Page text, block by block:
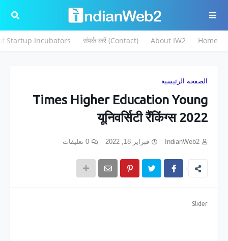
Home
About IW2
संपर्क करें (Contact)
Startup Incubators
الصفحة الرئيسية
Times Higher Education Young
यूनिवर्सिटी रैंकिंग्स 2022
IndianWeb2 فبراير 18, 2022 0 تعليقات
Slider